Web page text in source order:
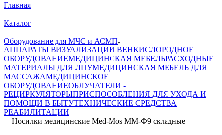
Главная
—
Каталог
—
Оборудование для МЧС и АСМП
АППАРАТЫ ВИЗУАЛИЗАЦИИ ВЕНКИСЛОРОДНОЕ
ОБОРУДОВАНИЕМЕДИЦИНСКАЯ МЕБЕЛЬРАСХОДНЫЕ
МАТЕРИАЛЫ ДЛЯ ЛПУМЕДИЦИНСКАЯ МЕБЕЛЬ ДЛЯ
МАССАЖАМЕДИЦИНСКОЕ
ОБОРУДОВАНИЕОБЛУЧАТЕЛИ -
РЕЦИРКУЛЯТОРЫПРИСПОСОБЛЕНИЯ ДЛЯ УХОДА И
ПОМОЩИ В БЫТУТЕХНИЧЕСКИЕ СРЕДСТВА
РЕАБИЛИТАЦИИ
—Носилки медицинские Med-Mos ММ-Ф9 складные